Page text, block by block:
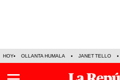
HOY OLLANTA HUMALA JANET TELLO